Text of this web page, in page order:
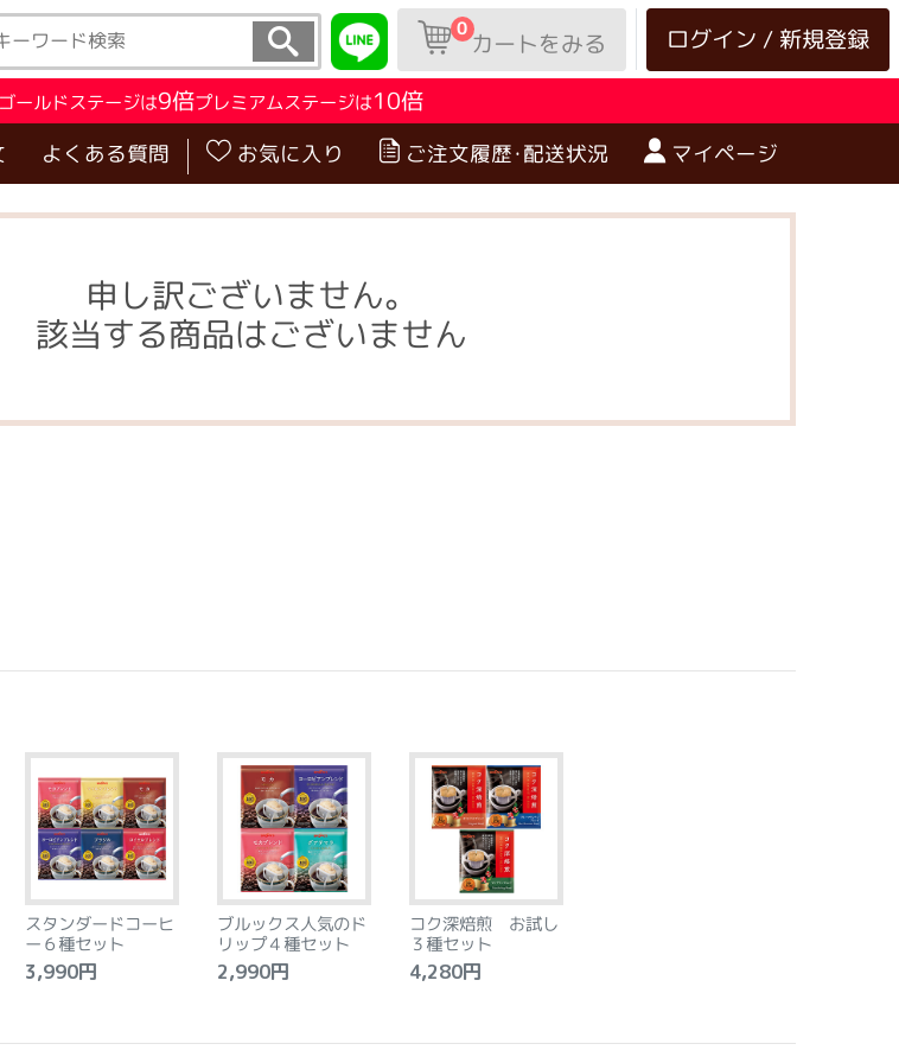
ログイン / 新規登録
0カートをみる
ゴールドステージは9倍プレミアムステージは10倍
よくある質問 お気に入り ご注文履歴･配送状況 マイページ
申し訳ございません。
該当する商品はございません
スタンダードコーヒ
ー６種セット
3,990円
ブルックス人気のド
リップ４種セット
2,990円
コク深焙煎 お試し
３種セット
4,280円